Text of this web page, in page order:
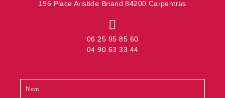
196 Place Aristide Briand 84200 Carpentras
06 25 95 85 60
04 90 63 33 44
footer
vous